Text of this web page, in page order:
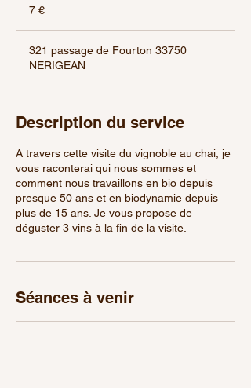
7 €
321 passage de Fourton 33750
NERIGEAN
Description du service
A travers cette visite du vignoble au chai, je
vous raconterai qui nous sommes et
comment nous travaillons en bio depuis
presque 50 ans et en biodynamie depuis
plus de 15 ans. Je vous propose de
déguster 3 vins à la fin de la visite.
Séances à venir